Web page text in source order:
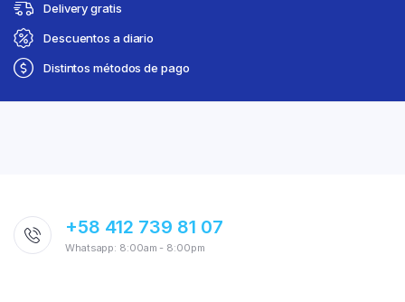
Delivery gratis
Descuentos a diario
Distintos métodos de pago
+58 412 739 81 07
Whatsapp: 8:00am - 8:00pm